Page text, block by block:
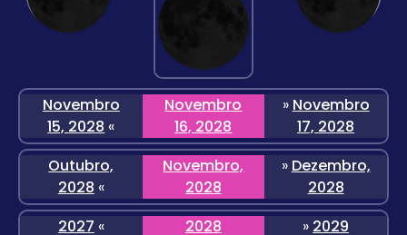
Novembro
15, 2028 «
Novembro
16, 2028
» Novembro
17, 2028
Outubro,
2028 «
Novembro,
2028
» Dezembro,
2028
2027 « 2028 » 2029